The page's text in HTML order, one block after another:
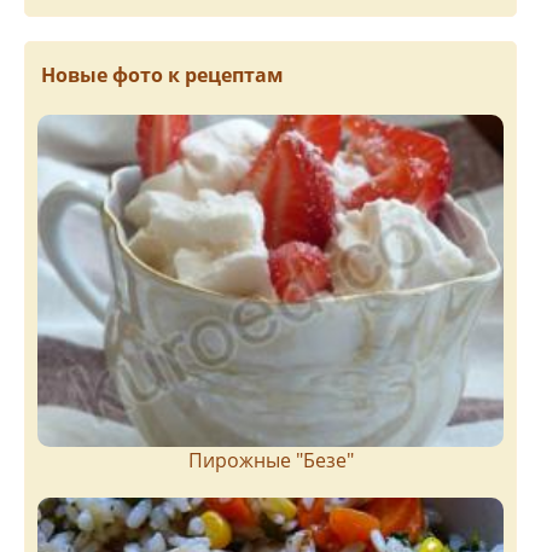
Новые фото к рецептам
Пирожныe "Бeзe"